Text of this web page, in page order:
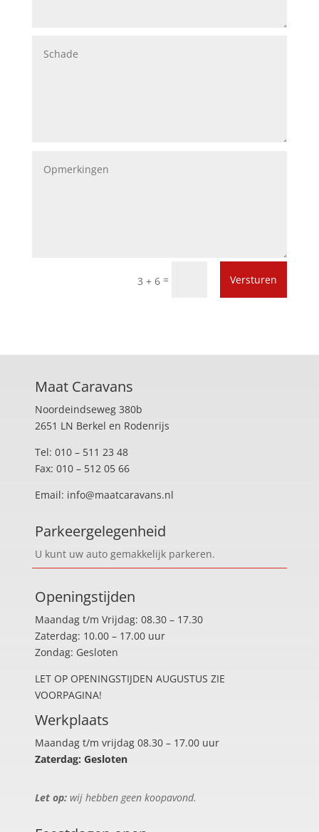
3 + 6 = Versturen
Maat Caravans
Noordeindseweg 380b
2651 LN Berkel en Rodenrijs
Tel: 010 – 511 23 48
Fax: 010 – 512 05 66
Email: info@maatcaravans.nl
Parkeergelegenheid
U kunt uw auto gemakkelijk parkeren.
Openingstijden
Maandag t/m Vrijdag: 08.30 – 17.30
Zaterdag: 10.00 – 17.00 uur
Zondag: Gesloten
LET OP OPENINGSTIJDEN AUGUSTUS ZIE
VOORPAGINA!
Werkplaats
Maandag t/m vrijdag 08.30 – 17.00 uur
Zaterdag: Gesloten
Let op: wij hebben geen koopavond.